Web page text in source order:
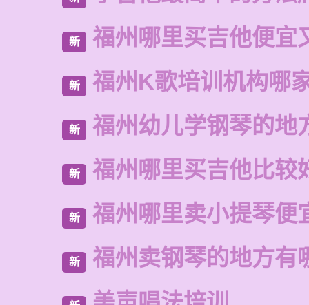
新 福州哪里买吉他便宜
新 福州K歌培训机构哪
新 福州幼儿学钢琴的地
新 福州哪里买吉他比较
新 福州哪里卖小提琴便
新 福州卖钢琴的地方有